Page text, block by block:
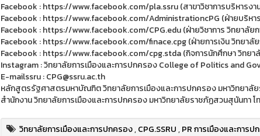
Facebook : https://www.facebook.com/pla.ssru (สาขาวิชาการบริหารงา
Facebook : https://www.facebook.com/AdministrationcPG (ฝ่ายบริหา
Facebook : https://www.facebook.com/CPG.edu (ฝ่ายวิชาการ วิทยาลัย
Facebook : https://www.facebook.com/finace.cpg (ฝ่ายการเงิน วิทยาลั
Facebook : https://www.facebook.com/cpg.stda (กิจการนักศึกษา วิทยา
Instagram : วิทยาลัยการเมืองและการปกครอง College of Politics and
E-mailssru : CPG@ssru.ac.th
หลักสูตรรัฐศาสตรมหาบัณฑิต วิทยาลัยการเมืองและการปกครอง มหาวิทยา
สำนักงาน วิทยาลัยการเมืองและการปกครอง มหาวิทยาลัยราชภัฏสวนสุนันทา
วิทยาลัยการเมืองและการปกครอง,CPG.SSRU,PR การเมืองและการ